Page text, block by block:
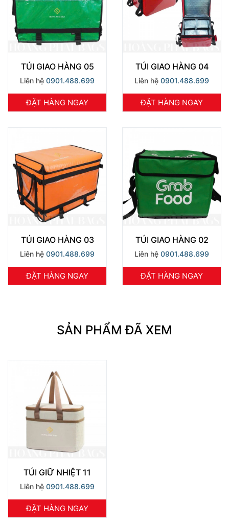
TÚI GIAO HÀNG 05
Liên hệ 0901.488.699
ĐẶT HÀNG NGAY
TÚI GIAO HÀNG 04
Liên hệ 0901.488.699
ĐẶT HÀNG NGAY
TÚI GIAO HÀNG 03
Liên hệ 0901.488.699
ĐẶT HÀNG NGAY
TÚI GIAO HÀNG 02
Liên hệ 0901.488.699
ĐẶT HÀNG NGAY
SẢN PHẨM ĐÃ XEM
TÚI GIỮ NHIỆT 11
Liên hệ 0901.488.699
ĐẶT HÀNG NGAY